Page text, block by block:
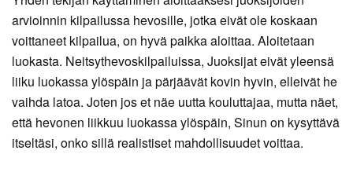
arvioinnin kilpailussa hevosille, jotka eivät ole koskaan
voittaneet kilpailua, on hyvä paikka aloittaa. Aloitetaan
luokasta. Neitsythevoskilpailuissa, Juoksijat eivät yleensä
liiku luokassa ylöspäin ja pärjäävät kovin hyvin, elleivät he
vaihda latoa. Joten jos et näe uutta kouluttajaa, mutta näet,
että hevonen liikkuu luokassa ylöspäin, Sinun on kysyttävä
itseltäsi, onko sillä realistiset mahdollisuudet voittaa.